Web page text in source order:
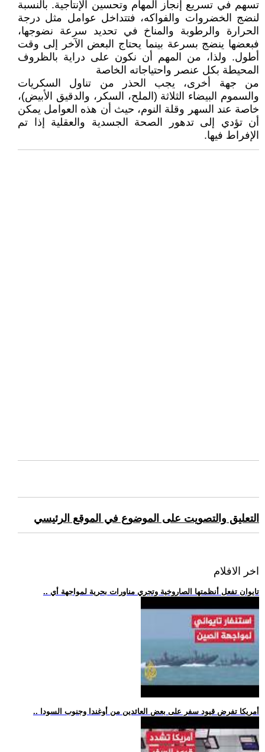
تسهم في تسريع إنجاز المهام وتحسين الإنتاجية. بالنسبة
لنضج الخضروات والفواكه، فتتداخل عوامل مثل درجة
الحرارة والرطوبة والمناخ في تحديد سرعة نضوجها،
فبعضها ينضج بسرعة بينما يحتاج البعض الآخر إلى وقت
أطول. ولذا، من المهم أن نكون على دراية بالظروف
المحيطة بكل عنصر واحتياجاته الخاصة
من جهة أخرى، يجب الحذر من تناول السكريات
والسموم البيضاء الثلاثة (الملح، السكر، والدقيق الأبيض)،
خاصة عند السهر وقلة النوم، حيث أن هذه العوامل يمكن
أن تؤدي إلى تدهور الصحة الجسدية والعقلية إذا تم
الإفراط فيها.
التعليق والتصويت على الموضوع في الموقع الرئيسي
اخر الافلام
.. تايوان تفعل أنظمتها الصاروخية وتجري مناورات بحرية لمواجهة أي
.. أمريكا تفرض قيود سفر على بعض العائدين من أوغندا وجنوب السودا